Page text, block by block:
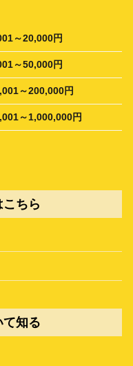
～20,000円
～50,000円
～200,000円
～1,000,000円
ちら
知る